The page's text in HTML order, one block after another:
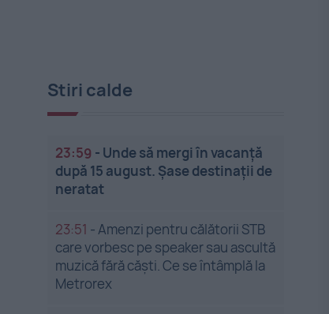
Stiri calde
23:59 - Unde să mergi în vacanță
după 15 august. Șase destinații de
neratat
23:51 -Amenzi pentru călătorii STB
care vorbesc pe speaker sau ascultă
muzică fără căști. Ce se întâmplă la
Metrorex